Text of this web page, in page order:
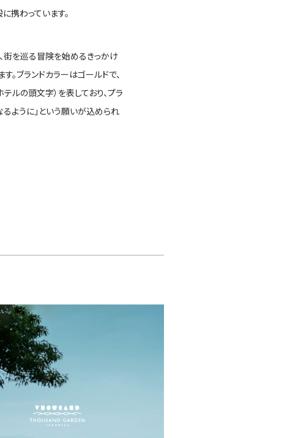
携わっています。
街を巡る冒険を始めるきっかけ
。ブランドカラーはゴールドで、
ルの頭文字）を表しており、プラ
ように」という願いが込められ